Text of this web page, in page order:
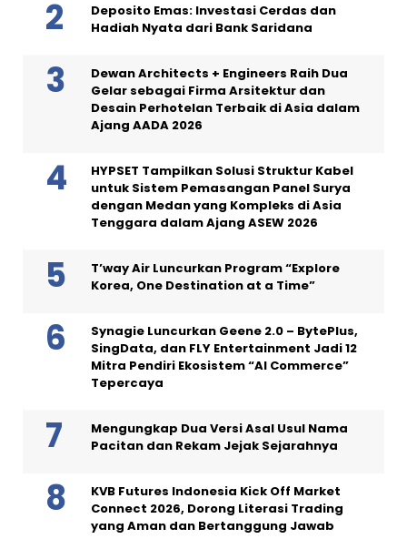
Deposito Emas: Investasi Cerdas dan
Hadiah Nyata dari Bank Saridana
Dewan Architects + Engineers Raih Dua
Gelar sebagai Firma Arsitektur dan
Desain Perhotelan Terbaik di Asia dalam
Ajang AADA 2026
HYPSET Tampilkan Solusi Struktur Kabel
untuk Sistem Pemasangan Panel Surya
dengan Medan yang Kompleks di Asia
Tenggara dalam Ajang ASEW 2026
T’way Air Luncurkan Program “Explore
Korea, One Destination at a Time”
Synagie Luncurkan Geene 2.0 – BytePlus,
SingData, dan FLY Entertainment Jadi 12
Mitra Pendiri Ekosistem “AI Commerce”
Tepercaya
Mengungkap Dua Versi Asal Usul Nama
Pacitan dan Rekam Jejak Sejarahnya
KVB Futures Indonesia Kick Off Market
Connect 2026, Dorong Literasi Trading
yang Aman dan Bertanggung Jawab